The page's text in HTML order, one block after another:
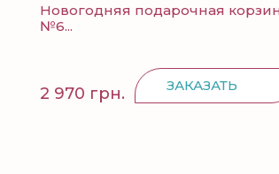
Новогодняя подарочная
№6...
2 970 грн. ЗАКАЗАТЬ